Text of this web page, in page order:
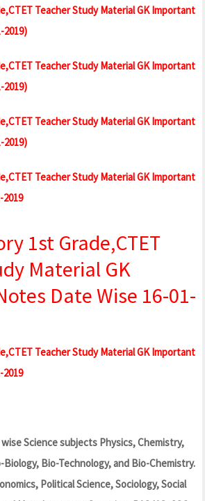
Teacher Study Material GK Important
2019)
Teacher Study Material GK Important
2019)
Teacher Study Material GK Important
2019)
Teacher Study Material GK Important
1st Grade,CTET
Material GK
Date Wise 16-01-
Teacher Study Material GK Important
Science subjects Physics, Chemistry,
Bio-Technology, and Bio-Chemistry.
Political Science, Sociology, Social